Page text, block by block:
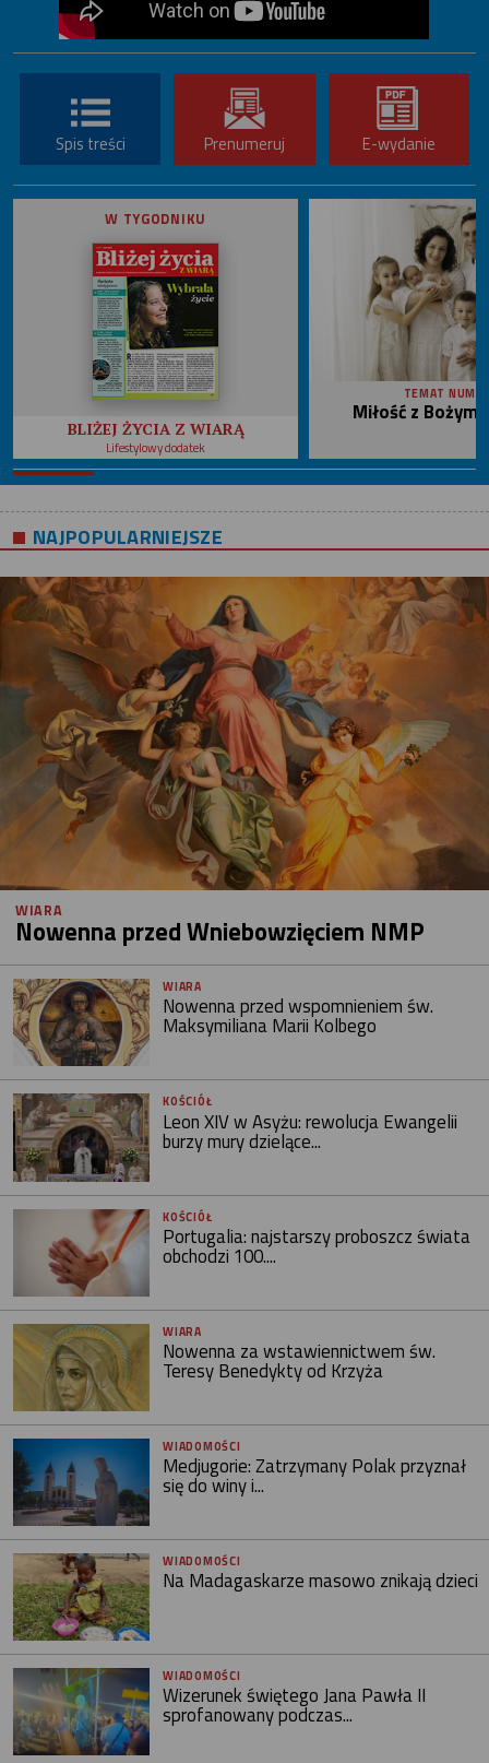
Spis treści Prenumeruj E-wydanie
W TYGODNIKU
BLIŻEJ ŻYCIA Z WIARĄ
Lifestylowy dodatek
TEMAT
Miłość z
NAJPOPULARNIEJSZE
WIARA
Nowenna przed Wniebowzięciem NMP
WIARA
Nowenna przed wspomnieniem św.
Maksymiliana Marii Kolbego
KOŚCIÓŁ
Leon XIV w Asyżu: rewolucja Ewangelii
burzy mury dzielące...
KOŚCIÓŁ
Portugalia: najstarszy proboszcz świata
obchodzi 100....
WIARA
Nowenna za wstawiennictwem św.
Teresy Benedykty od Krzyża
WIADOMOŚCI
Medjugorie: Zatrzymany Polak przyznał
się do winy i...
WIADOMOŚCI
Na Madagaskarze masowo znikają dzieci
WIADOMOŚCI
Wizerunek świętego Jana Pawła II
sprofanowany podczas...